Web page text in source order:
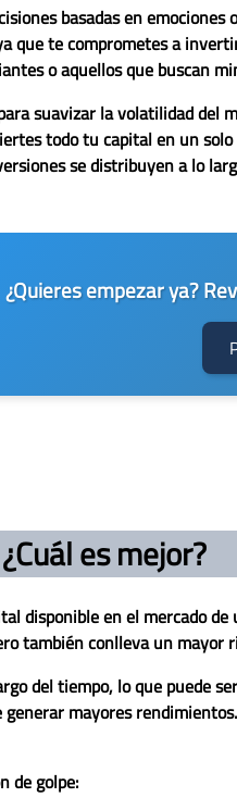
basadas en
que te comprometes a
o aquellos que buscan
suavizar la volatilidad
todo tu capital en un
se distribuyen a lo
¿Quieres empezar ya?
es mejor?
disponible en el mercado
también conlleva un mayor
del tiempo, lo que puede
mayores
de golpe: